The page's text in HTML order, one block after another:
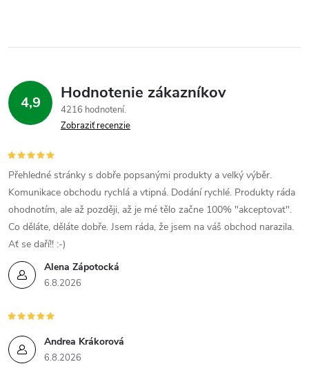
l
d
a
c
i
e
p
r
v
k
y
4,9 Hodnotenie zákazníkov
4216 hodnotení
Zobraziť recenzie
Alena Zápotocká
6.8.2026
Přehledné stránky s dobře popsanými produkty a velký výběr.
Komunikace obchodu rychlá a vtipná. Dodání rychlé. Produkty ráda
ohodnotím, ale až později, až je mé tělo začne 100% "akceptovat".
Co děláte, děláte dobře. Jsem ráda, že jsem na váš obchod narazila.
Ať se daří!! :-)
Andrea Krákorová
6.8.2026